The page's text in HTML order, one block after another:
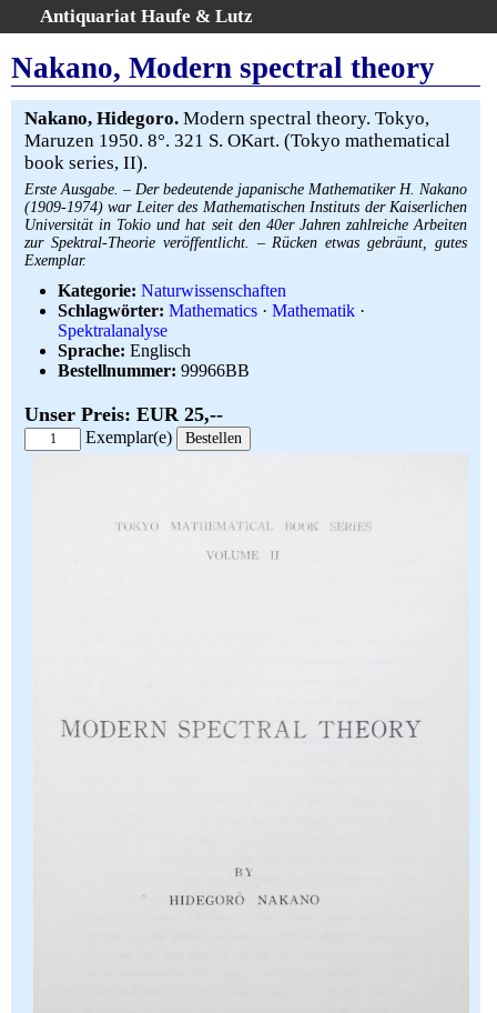
Antiquariat Haufe & Lutz
Home
Gesamtbestand
Erweiterte Suche
Kategorien
Schlagwörter
Warenkorb
AGB
Widerruf
Über uns
Aktuelle Kataloge
Kontakt
Ankauf
Nakano, Modern spectral theory
Nakano, Hidegoro. Modern spectral theory. Tokyo,
Maruzen 1950. 8°. 321 S. OKart. (Tokyo mathematical
book series, II).
Erste Ausgabe. – Der bedeutende japanische Mathematiker H. Nakano
(1909-1974) war Leiter des Mathematischen Instituts der Kaiserlichen
Universität in Tokio und hat seit den 40er Jahren zahlreiche Arbeiten
zur Spektral-Theorie veröffentlicht. – Rücken etwas gebräunt, gutes
Exemplar.
Kategorie: Naturwissenschaften
Schlagwörter: Mathematics · Mathematik ·
Spektralanalyse
Sprache: Englisch
Bestellnummer: 99966BB
Unser Preis: EUR 25,--
Exemplar(e)